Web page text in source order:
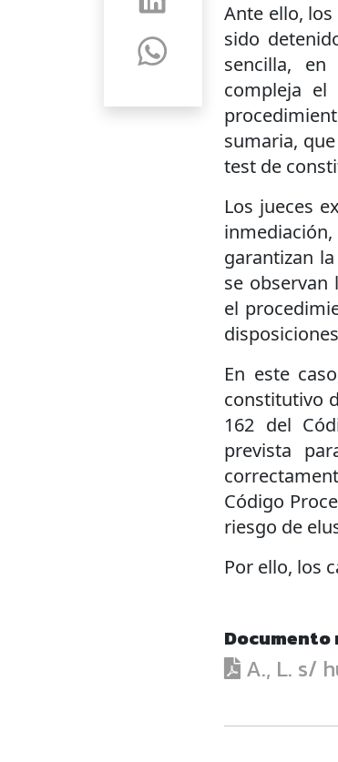
Ante ello,
sido
sencilla,
compleja
sumaria,
test de
Los jueces
garantizan
se observan
el
En este
constitutivo
162 del
prevista
Código
riesgo de
Por ello, los
Documento
A., L. s/